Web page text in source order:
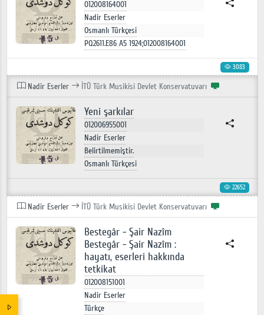
012008164001
Nadir Eserler
Osmanlı Türkçesi
PQ2611.E86 A5 1924;012008164001
3083
Nadir Eserler İTÜ Türk Musikisi Devlet Konservatuvarı
Yeni şarkılar
012006955001
Nadir Eserler
Belirtilmemiştir.
Osmanlı Türkçesi
22652
Nadir Eserler İTÜ Türk Musikisi Devlet Konservatuvarı
Bestegâr - Şair Nazîm
Bestegâr - Şair Nazîm :
hayatı, eserleri hakkında
tetkikat
012008151001
Nadir Eserler
Türkçe